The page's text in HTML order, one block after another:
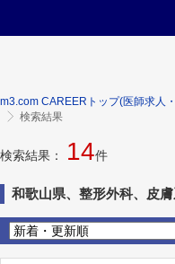
m3.com CAREERトップ(医師求人
検索結果
検索結果： 14件
和歌山県、整形外科、皮